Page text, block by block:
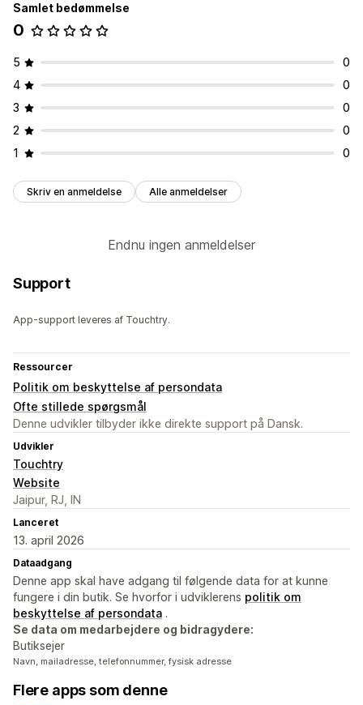
Samlet bedømmelse
0
5
0
4
0
3
0
2
0
1
0
Skriv en anmeldelse Alle anmeldelser
Endnu ingen anmeldelser
Support
App-support leveres af Touchtry.
Ressourcer
Politik om beskyttelse af persondata
Ofte stillede spørgsmål
Denne udvikler tilbyder ikke direkte support på Dansk.
Udvikler
Touchtry
Website
Jaipur, RJ, IN
Lanceret
13. april 2026
Dataadgang
Denne app skal have adgang til følgende data for at kunne
fungere i din butik. Se hvorfor i udviklerens politik om
beskyttelse af persondata .
Se data om medarbejdere og bidragydere:
Butiksejer
Navn, mailadresse, telefonnummer, fysisk adresse
Flere apps som denne